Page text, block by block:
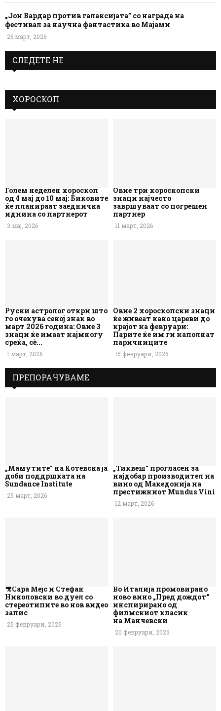
„Јон Вардар против галаксијата” со награда на
фестивал за научна фантастика во Мајами
26 март, 2026
СЛЕДЕТЕ НЕ
ХОРОСКОП
Голем неделен хороскоп
од 4 мај до 10 мај: Биковите
ќе планираат заедничка
иднина со партнерот
3 мај, 2026
Овие три хороскопски
знаци најчесто
завршуваат со погрешен
партнер
11 март, 2026
Руски астролог откри што
го очекува секој знак во
март 2026 година: Овие 3
знаци ќе имаат најмногу
среќа, сè...
1 март, 2026
Овие 2 хороскопски знаци
ќе живеат како цареви до
крајот на февруари:
Парите ќе им ги наполнат
паричниците
15 февруари, 2026
ПРЕПОРАЧУВАМЕ
„Мамутите“ на Котевска ја
доби поддршката на
Sundance Institute
25 март, 2026
„Тиквеш“ прогласен за
најдобар производител на
вино од Македонија на
престижниот Mundus Vini
12 март, 2026
🎥Сара Мејс и Стефан
Николовски во дуел со
стереотипите во нов видео
запис
25 февруари, 2026
Во Италија промовирано
ново вино „Пред дождот“
инспирирано од
филмскиот класик
на Манчевски
20 февруари, 2026